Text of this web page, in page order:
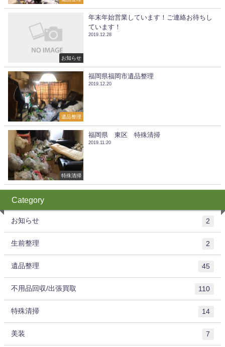
お知らせ
年末年始営業しています！ご連絡お待ちし
ています！
2019.12.28
遺品整理
福岡県福岡市遺品整理
2019.12.20
特殊清掃
福岡県 東区 特殊清掃
2019.11.20
Category
お知らせ 2
生前整理 2
遺品整理 45
不用品回収/出張買取 110
特殊清掃 14
美装 7